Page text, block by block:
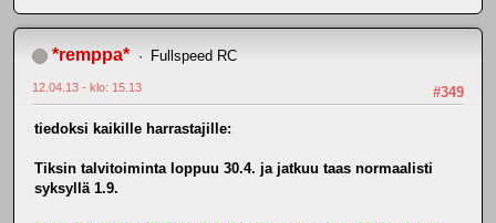
*remppa* Fullspeed RC
#349
12.04.13 - klo: 15.13
tiedoksi kaikille harrastajille:
Tiksin talvitoiminta loppuu 30.4. ja jatkuu taas normaalisti
syksyllä 1.9.